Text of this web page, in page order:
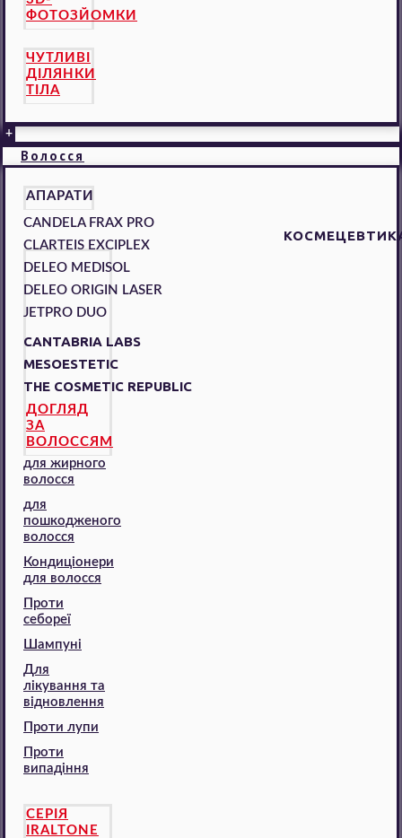
ФОТОЗЙОМКИ
ЧУТЛИВІ
ДІЛЯНКИ
ТІЛА
+
Волосся
АПАРАТИ
CANDELA FRAX PRO
CLARTEIS EXCIPLEX
DELEO MEDISOL
DELEO ORIGIN LASER
JETPRO DUO
CANTABRIA LABS
MESOESTETIC
THE COSMETIC REPUBLIC
ДОГЛЯД
ЗА
ВОЛОССЯМ
для жирного
волосся
для
пошкодженого
волосся
Кондиціонери
для волосся
Проти
себореї
Шампуні
Для
лікування та
відновлення
Проти лупи
Проти
випадіння
СЕРІЯ
IRALTONE